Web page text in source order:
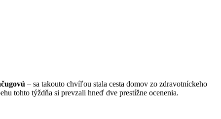
– sa takouto chvíľou stala cesta domov zo zdravotníckeho
tohto týždňa si prevzali hneď dve prestížne ocenenia.